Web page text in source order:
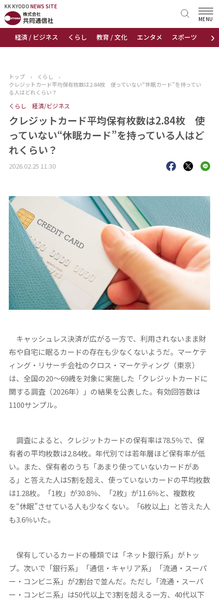
KK KYODO NEWS SITE
›
経済 / ビジネス くらし 教育 / 文化 エンタメ スポーツ 地域
MENU
KK KYODONEWS SITE
トップページ
ニュース
おすすめコンテンツ
出版物
会社概要
トップ › くらし
›
クレジットカード平均保有枚数は2.84枚 使っていない“休眠カード”を持ってい
る人はどれくらい？
くらし 経済/ビジネス
クレジットカード平均保有枚数は2.84枚 使
っていない“休眠カード”を持っている人はど
れくらい？
2026.02.25 11:30
キャッシュレス決済が広がる一方で、利用されないまま財
布や自宅に眠るカードの存在も少なくないようだ。マーケテ
ィング・リサーチ会社のクロス・マーケティング（東京）
は、全国の20～69歳を対象に実施した「クレジットカードに
関する調査（2026年）」の結果を公表した。有効回答数は
1100サンプル。
調査によると、クレジットカードの保有率は78.5％で、保
有者の平均枚数は2.84枚。年代別では若年層ほど保有率が低
い。また、保有者のうち「あまり使っていないカードがあ
る」と答えた人は5割を超え、使っていないカードの平均枚数
は1.28枚。「1枚」が30.8％、「2枚」が11.6％と、複数枚
を“休眠”させている人も少なくない。「6枚以上」と答えた人
も3.6％いた。
保有しているカードの種類では「ネット銀行系」がトッ
プ。次いで「銀行系」「通信・キャリア系」「流通・スーパ
ー・コンビニ系」が2割台で並んだ。ただし「流通・スーパ
ー・コンビニ系」は50代以上で3割を超える一方、40代以下